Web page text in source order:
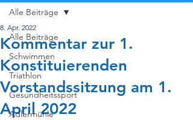
Alle Beiträge
Schwimmen
Triathlon
Gesundheitssport
Adlermühle
Alle Beiträge
Kommentar zur 1.
Konstituierenden
Vorstandssitzung am 1.
April 2022
8. Apr. 2022